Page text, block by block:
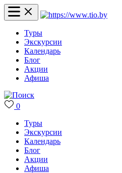
Туры
Экскурсии
Календарь
Блог
Акции
Афиша
0
Туры
Экскурсии
Календарь
Блог
Акции
Афиша